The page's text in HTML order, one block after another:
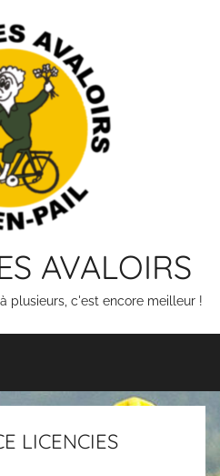
AVALOIRS
plusieurs, c'est encore meilleur !
LICENCIES